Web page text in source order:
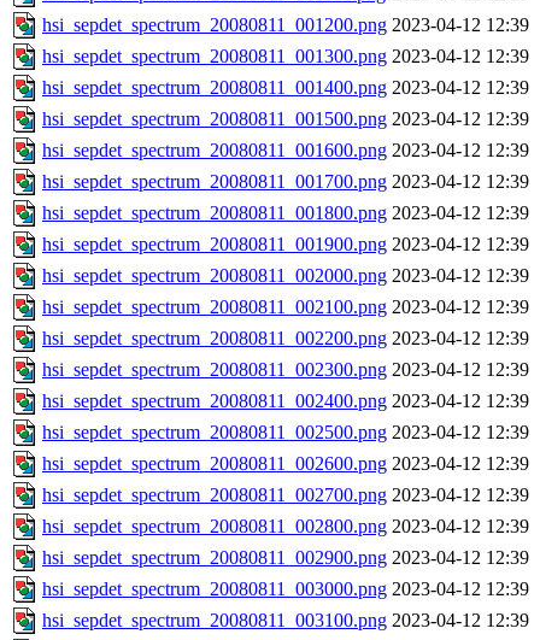
hsi_sepdet_spectrum_20080811_001200.png 2023-04-12 12:39
hsi_sepdet_spectrum_20080811_001300.png 2023-04-12 12:39
hsi_sepdet_spectrum_20080811_001400.png 2023-04-12 12:39
hsi_sepdet_spectrum_20080811_001500.png 2023-04-12 12:39
hsi_sepdet_spectrum_20080811_001600.png 2023-04-12 12:39
hsi_sepdet_spectrum_20080811_001700.png 2023-04-12 12:39
hsi_sepdet_spectrum_20080811_001800.png 2023-04-12 12:39
hsi_sepdet_spectrum_20080811_001900.png 2023-04-12 12:39
hsi_sepdet_spectrum_20080811_002000.png 2023-04-12 12:39
hsi_sepdet_spectrum_20080811_002100.png 2023-04-12 12:39
hsi_sepdet_spectrum_20080811_002200.png 2023-04-12 12:39
hsi_sepdet_spectrum_20080811_002300.png 2023-04-12 12:39
hsi_sepdet_spectrum_20080811_002400.png 2023-04-12 12:39
hsi_sepdet_spectrum_20080811_002500.png 2023-04-12 12:39
hsi_sepdet_spectrum_20080811_002600.png 2023-04-12 12:39
hsi_sepdet_spectrum_20080811_002700.png 2023-04-12 12:39
hsi_sepdet_spectrum_20080811_002800.png 2023-04-12 12:39
hsi_sepdet_spectrum_20080811_002900.png 2023-04-12 12:39
hsi_sepdet_spectrum_20080811_003000.png 2023-04-12 12:39
hsi_sepdet_spectrum_20080811_003100.png 2023-04-12 12:39